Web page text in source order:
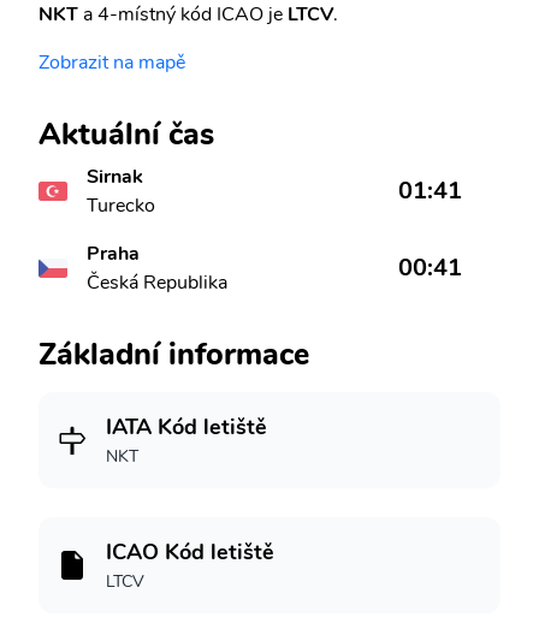
NKT a 4-místný kód ICAO je LTCV.
Zobrazit na mapě
Aktuální čas
Sirnak
Turecko
01:41
Praha
Česká Republika
00:41
Základní informace
IATA Kód letiště
NKT
ICAO Kód letiště
LTCV